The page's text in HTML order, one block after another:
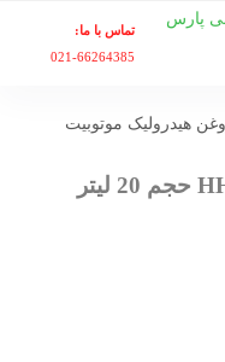
تماس با ما:
021-66264385
هیدرولیک موتوبیت